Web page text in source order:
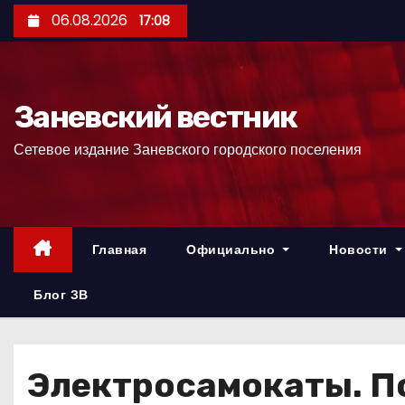
е
р
06.08.2026 17:08
Заневский вестник
Сетевое издание Заневского городского поселения
Главная Официально Новости
Блог ЗВ
Электросамокаты.